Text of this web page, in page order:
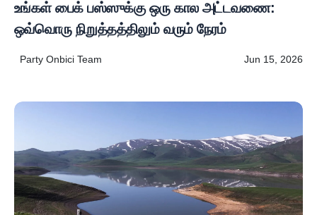
உங்கள் பைக் பஸ்ஸுக்கு ஒரு கால அட்டவணை:
ஒவ்வொரு நிறுத்தத்திலும் வரும் நேரம்
Party Onbici Team Jun 15, 2026